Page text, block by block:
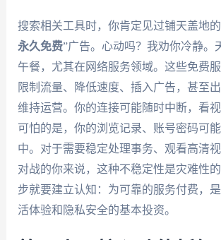
搜索相关工具时，你肯定见过铺天盖地
永久免费”广告。心动吗？我劝你冷静。
午餐，尤其在网络服务领域。这些免费
限制流量、降低速度、插入广告，甚至
维持运营。你的连接可能随时中断，看
可怕的是，你的浏览记录、账号密码可
中。对于需要稳定处理事务、观看高清
对战的你来说，这种不稳定性是灾难性
步就要建立认知：为可靠的服务付费，
活体验和隐私安全的基本投资。